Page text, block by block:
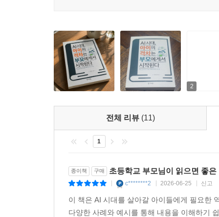
2
전체 리뷰 (11)
1
종이책 구매 초등학교 부모님이 읽으면 좋은
c********2 2026-06-25 신고
이 책은 AI 시대를 살아갈 아이들에게 필요한
다양한 사례와 예시를 통해 내용을 이해하기